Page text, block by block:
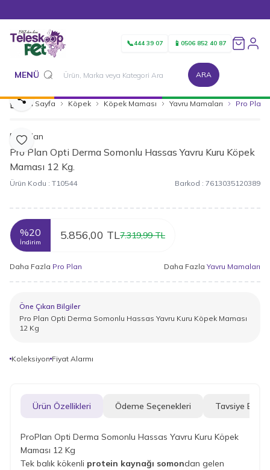
📞444 39 07 📱 0506 852 40 87
MENÜ ARA
Ana Sayfa Köpek Köpek Maması Yavru Mamaları Pro Plan
Favoriye Ekle
Paylaş
Pro Plan
Pro Plan Opti Derma Somonlu Hassas Yavru Kuru Köpek
Maması 12 Kg.
Ürün Kodu : T10544 Barkod : 7613035120389
%20
İndirim
5.856,00 TL7.319,99TL
Daha Fazla Pro Plan Daha Fazla Yavru Mamaları
Öne Çıkan Bilgiler
Pro Plan Opti Derma Somonlu Hassas Yavru Kuru Köpek Maması
12 Kg
Koleksiyon Fiyat Alarmı
Ürün Özellikleri Ödeme Seçenekleri Tavsiye Et
ProPlan Opti Derma Somonlu Hassas Yavru Kuru Köpek
Maması 12 Kg
Tek balık kökenli protein kaynağı somondan gelen